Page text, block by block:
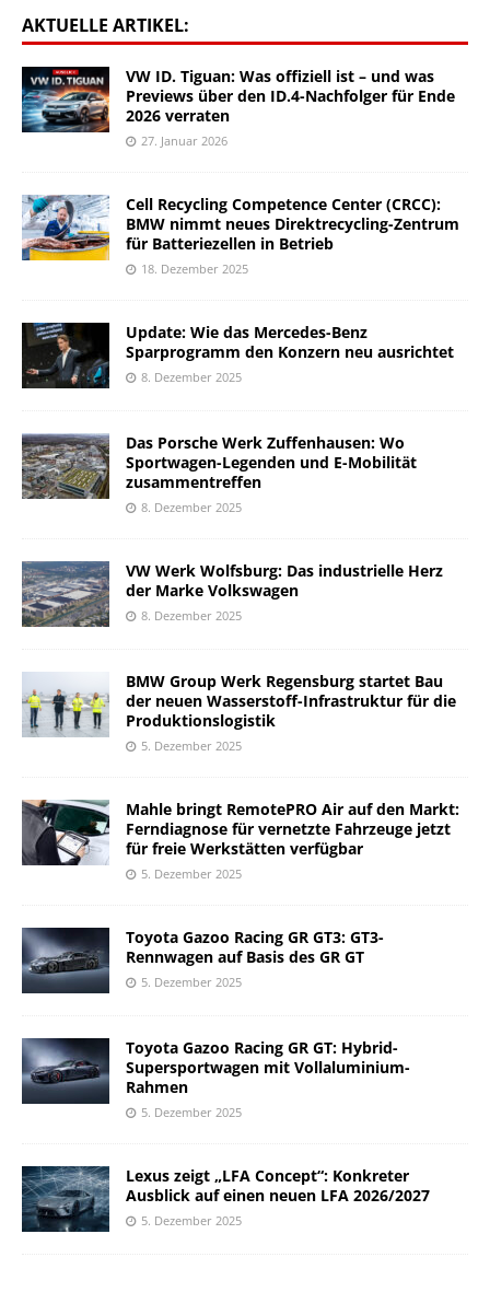
AKTUELLE ARTIKEL:
VW ID. Tiguan: Was offiziell ist – und was
Previews über den ID.4-Nachfolger für Ende
2026 verraten
27. Januar 2026
Cell Recycling Competence Center (CRCC):
BMW nimmt neues Direktrecycling-Zentrum
für Batteriezellen in Betrieb
18. Dezember 2025
Update: Wie das Mercedes-Benz
Sparprogramm den Konzern neu ausrichtet
8. Dezember 2025
Das Porsche Werk Zuffenhausen: Wo
Sportwagen-Legenden und E-Mobilität
zusammentreffen
8. Dezember 2025
VW Werk Wolfsburg: Das industrielle Herz
der Marke Volkswagen
8. Dezember 2025
BMW Group Werk Regensburg startet Bau
der neuen Wasserstoff-Infrastruktur für die
Produktionslogistik
5. Dezember 2025
Mahle bringt RemotePRO Air auf den Markt:
Ferndiagnose für vernetzte Fahrzeuge jetzt
für freie Werkstätten verfügbar
5. Dezember 2025
Toyota Gazoo Racing GR GT3: GT3-
Rennwagen auf Basis des GR GT
5. Dezember 2025
Toyota Gazoo Racing GR GT: Hybrid-
Supersportwagen mit Vollaluminium-
Rahmen
5. Dezember 2025
Lexus zeigt „LFA Concept“: Konkreter
Ausblick auf einen neuen LFA 2026/2027
5. Dezember 2025